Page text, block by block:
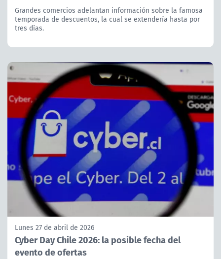
Grandes comercios adelantan información sobre la famosa
temporada de descuentos, la cual se extendería hasta por
tres días.
Lunes 27 de abril de 2026
Cyber Day Chile 2026: la posible fecha del
evento de ofertas